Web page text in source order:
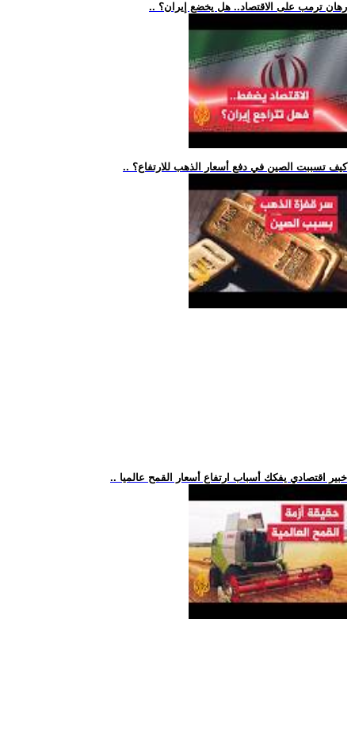
.. رهان ترمب على الاقتصاد.. هل يخضع إيران؟
.. كيف تسببت الصين في دفع أسعار الذهب للارتفاع؟
.. خبير اقتصادي يفكك أسباب ارتفاع أسعار القمح عالميا